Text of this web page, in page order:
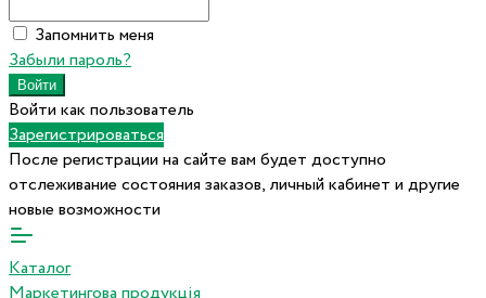
Запомнить меня
Забыли пароль?
Войти как пользователь
Зарегистрироваться
После регистрации на сайте вам будет доступно
отслеживание состояния заказов, личный кабинет и другие
новые возможности
Каталог